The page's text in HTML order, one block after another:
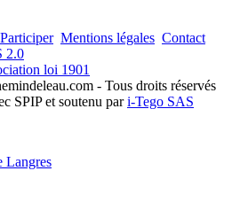
Participer Mentions légales Contact
2.0
loi 1901
- Tous droits réservés
SPIP et soutenu pari-Tego SAS
Langres